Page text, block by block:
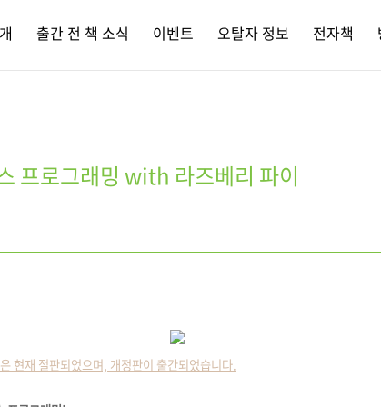
출간 전 책 소식 이벤트 오탈자 정보 전자책
프로그래밍 with 라즈베리 파이
현재 절판되었으며, 개정판이 출간되었습니다.